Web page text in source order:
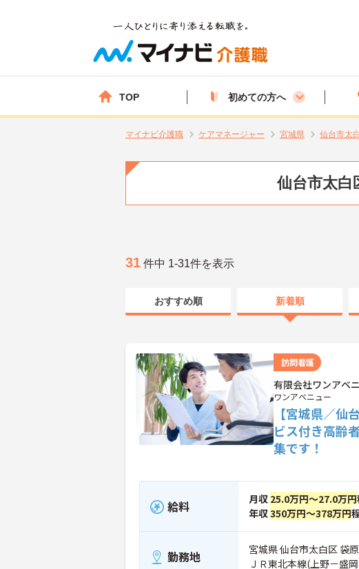
TOP 初めての方へ
マイナビ介護職 ケアマネージャー 宮城県 仙台市太
仙台市太白
31 件中 1-31件を表示
おすすめ順 新着順
訪問看護
有限会社ワンアベ
ワンアベニュー
【宮城県／
ビス付き高齢
集です！
給料 月収 25.0万円～27.0万円
年収350万円～378万円
勤務地
宮城県 仙台市太白区 袋
ＪＲ東北本線(上野－盛